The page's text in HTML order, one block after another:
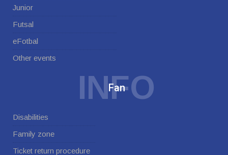
Junior
Futsal
eFotbal
Other events
Fan
INFO
Disabilities
Family zone
Ticket return procedure